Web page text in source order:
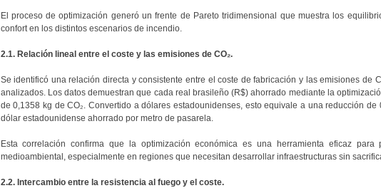
El proceso de optimización generó un frente de Pareto tridimensional que muestra los
confort en los distintos escenarios de incendio.
2.1. Relación lineal entre el coste y las emisiones de CO₂.
Se identificó una relación directa y consistente entre el coste de fabricación y las emisiones de
analizados. Los datos demuestran que cada real brasileño (R$) ahorrado mediante la
de 0,1358 kg de CO₂. Convertido a dólares estadounidenses, esto equivale a una reducción de
dólar estadounidense ahorrado por metro de pasarela.
Esta correlación confirma que la optimización económica es una herramienta eficaz para
medioambiental, especialmente en regiones que necesitan desarrollar infraestructuras sin
2.2. Intercambio entre la resistencia al fuego y el coste.